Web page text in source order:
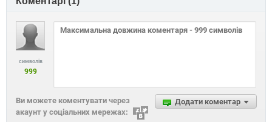
символів
999
Додати коментар
Ви можете коментувати через
акаунт у соціальних мережах: